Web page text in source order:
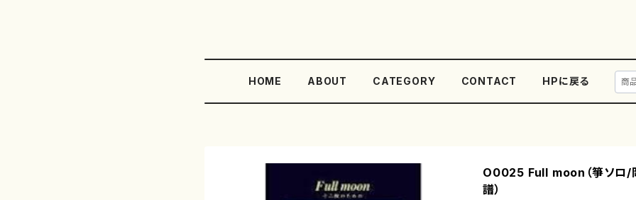
HOME ABOUT CATEGORY CONTACT HPに戻る
O0025 Full moon（箏ソロ/
譜）